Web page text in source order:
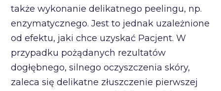
także wykonanie delikatnego peelingu, np.
enzymatycznego. Jest to jednak uzależnione
od efektu, jaki chce uzyskać Pacjent. W
przypadku pożądanych rezultatów
dogłębnego, silnego oczyszczenia skóry,
zaleca się delikatne złuszczenie pierwszej